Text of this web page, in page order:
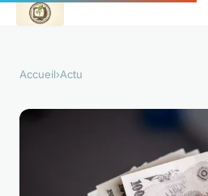
Accueil›Actu